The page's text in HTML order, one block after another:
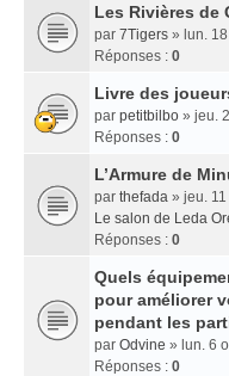
Les Rivières de
par 7Tigers » lun.
Réponses : 0
Livre des
par petitbilbo » jeu.
Réponses : 0
L’Armure de
par thefada » jeu.
Le salon de Leda
Réponses : 0
Quels
pour améliorer
pendant les
par Odvine » lun. 6
Réponses : 0